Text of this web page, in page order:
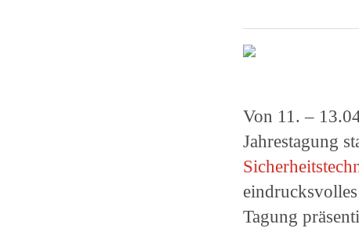
Von 11. –
Jahrestagung
Tagung